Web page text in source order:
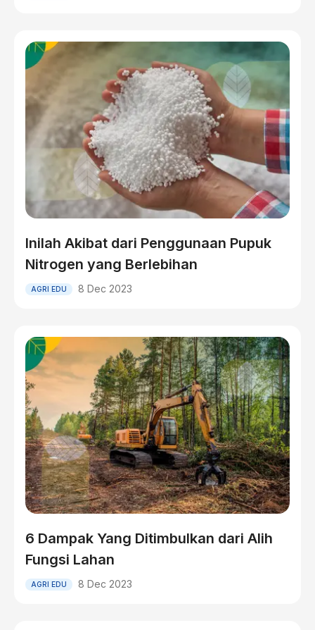
Inilah Akibat dari Penggunaan Pupuk
Nitrogen yang Berlebihan
AGRI EDU 8 Dec 2023
6 Dampak Yang Ditimbulkan dari Alih
Fungsi Lahan
AGRI EDU 8 Dec 2023